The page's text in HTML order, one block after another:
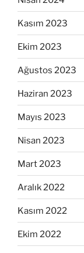
Kasım 2023
Ekim 2023
Ağustos 2023
Haziran 2023
Mayıs 2023
Nisan 2023
Mart 2023
Aralık 2022
Kasım 2022
Ekim 2022